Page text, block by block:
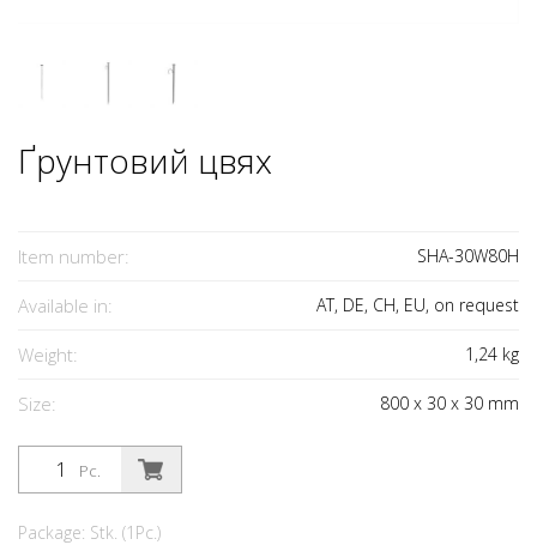
Ґрунтовий цвях
Item number: SHA-30W80H
Available in: AT, DE, CH, EU, on request
Weight: 1,24 kg
Size: 800 x 30 x 30 mm
Pc.
Package: Stk. (1Pc.)